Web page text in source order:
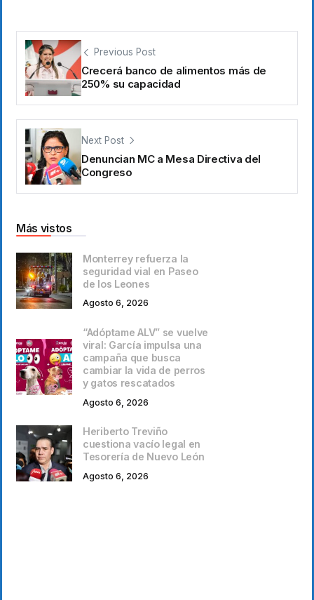
Previous Post
Crecerá banco de alimentos más de
250% su capacidad
Next Post
Denuncian MC a Mesa Directiva del
Congreso
Más vistos
Monterrey refuerza la
seguridad vial en Paseo
de los Leones
Agosto 6, 2026
“Adóptame ALV” se vuelve
viral: García impulsa una
campaña que busca
cambiar la vida de perros
y gatos rescatados
Agosto 6, 2026
Heriberto Treviño
cuestiona vacío legal en
Tesorería de Nuevo León
Agosto 6, 2026